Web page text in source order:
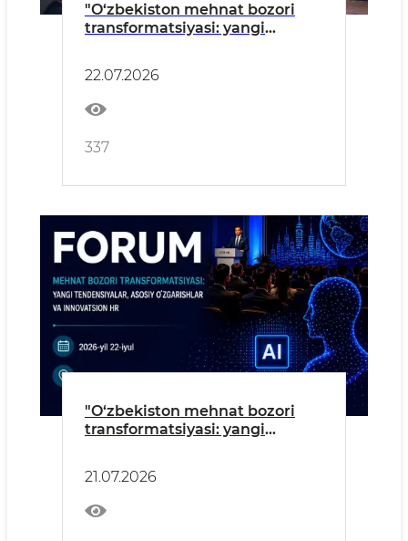
"O‘zbekiston mehnat bozori
transformatsiyasi: yangi
forumi
22.07.2026
337
"O‘zbekiston mehnat bozori
transformatsiyasi: yangi
forumi
21.07.2026